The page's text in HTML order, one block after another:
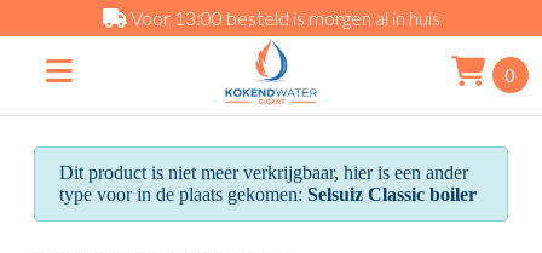
Voor 13:00 besteld is morgen al in huis
0
Dit product is niet meer verkrijgbaar, hier is een ander
type voor in de plaats gekomen:Selsuiz Classic boiler